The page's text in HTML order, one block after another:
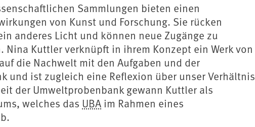
Sammlungen bieten einen
von Kunst und Forschung. Sie rücken
anderes Licht und können neue Zugänge zu
Kuttler verknüpft in ihrem Konzept ein Werk von
die Nachwelt mit den Aufgaben und der
und ist zugleich eine Reflexion über unser Verhältnis
der Umweltprobenbank gewann Kuttler als
welches das UBA im Rahmen eines